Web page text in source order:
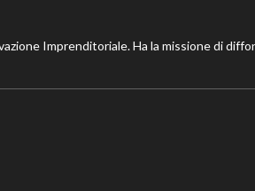
Imprenditoriale. Ha la missione di